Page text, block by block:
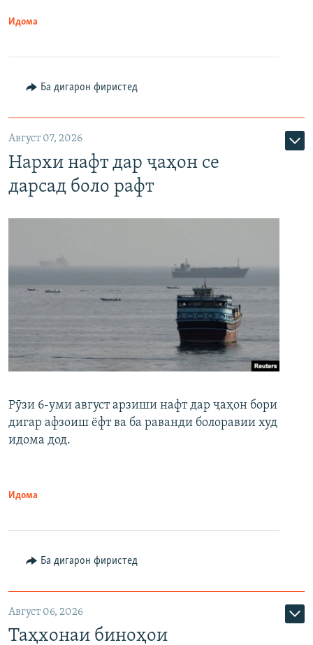
Идома
Ба дигарон фиристед
Август 07, 2026
Нархи нафт дар ҷаҳон се
дарсад боло рафт
Рӯзи 6-уми август арзиши нафт дар ҷаҳон бори
дигар афзоиш ёфт ва ба раванди болоравии худ
идома дод.
Идома
Ба дигарон фиристед
Август 06, 2026
Таҳхонаи биноҳои